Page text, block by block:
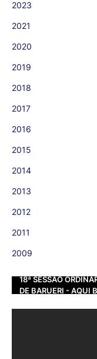
2023
2021
2020
2019
2018
2017
2016
2015
2014
2013
2012
2011
2009
18ª SESSÃO
DE BARUERI - AQUI